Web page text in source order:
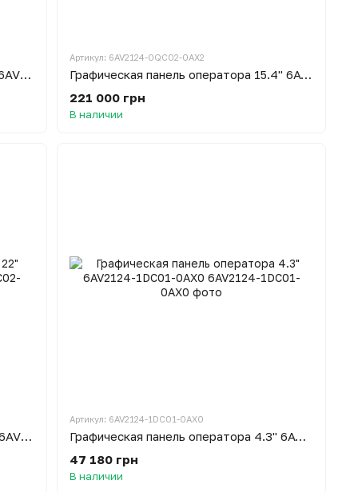
Графическая панель оператора 12" 6AV2124-0MC01-0AX0
Артикул: 6AV2124-0QC02-0AX2
Графическая панель оператора 15.4" 6AV2124-0QC02-0AX2
221 000 грн
В наличии
Графическая панель оператора 22" 6AV2124-0XC02-0AX1
Артикул: 6AV2124-1DC01-0AX0
Графическая панель оператора 4.3" 6AV2124-1DC01-0AX0
47 180 грн
В наличии